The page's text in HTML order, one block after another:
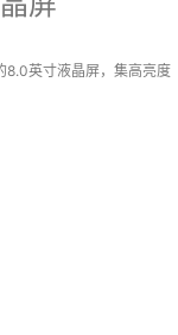
8.0英寸液晶屏，集高亮